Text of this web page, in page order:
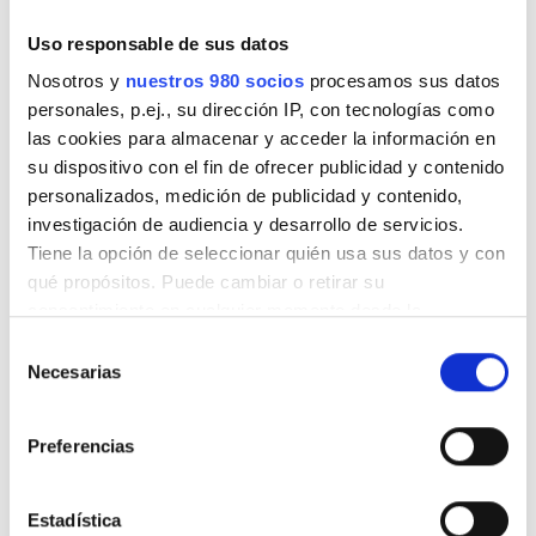
Uso responsable de sus datos
Nosotros y nuestros 980 socios procesamos sus datos
personales, p.ej., su dirección IP, con tecnologías como
las cookies para almacenar y acceder la información en
su dispositivo con el fin de ofrecer publicidad y contenido
personalizados, medición de publicidad y contenido,
investigación de audiencia y desarrollo de servicios.
Tiene la opción de seleccionar quién usa sus datos y con
qué propósitos. Puede cambiar o retirar su
consentimiento.
Obtenga más información sobre cómo se procesan sus
datos personales y establezca sus preferencias en la
consentimiento en cualquier momento en la Declaración
Necesarias
Preferencias
Estadística
March 2026
February 2026 (4)
January 2026 (6)
November 2025
October 2025
(3)
June 2025 (2)
May 2025 (4)